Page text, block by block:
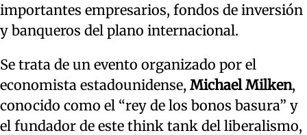
importantes empresarios, fondos de inversión
y banqueros del plano internacional.
Se trata de un evento organizado por el
economista estadounidense, Michael Milken,
conocido como el “rey de los bonos basura” y
el fundador de este think tank del liberalismo,